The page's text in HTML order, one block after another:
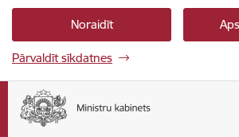
Noraidīt
Pārvaldīt sīkdatnes